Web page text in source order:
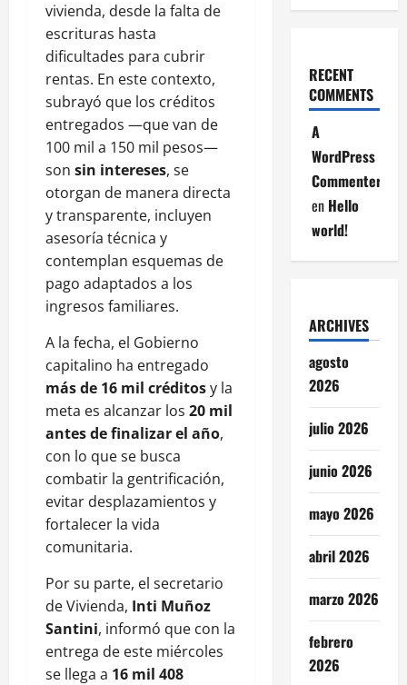
vivienda, desde la falta de
escrituras hasta
dificultades para cubrir
rentas. En este contexto,
subrayó que los créditos
entregados —que van de
100 mil a 150 mil pesos—
son sin intereses, se
otorgan de manera directa
y transparente, incluyen
asesoría técnica y
contemplan esquemas de
pago adaptados a los
ingresos familiares.
A la fecha, el Gobierno
capitalino ha entregado
más de 16 mil créditosy la
meta es alcanzar los 20 mil
antes de finalizar el año,
con lo que se busca
combatir la gentrificación,
evitar desplazamientos y
fortalecer la vida
comunitaria.
Por su parte, el secretario
de Vivienda, Inti Muñoz
Santini, informó que con la
entrega de este miércoles
se llega a 16 mil 408
RECENT
COMMENTS
A
WordPress
Commenter
en Hello
world!
ARCHIVES
agosto
2026
julio 2026
junio 2026
mayo 2026
abril 2026
marzo 2026
febrero
2026